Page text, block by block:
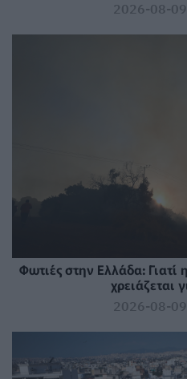
2026-08-
Φωτιές στην Ελλάδα: Γιατί
χρειάζεται
2026-08-